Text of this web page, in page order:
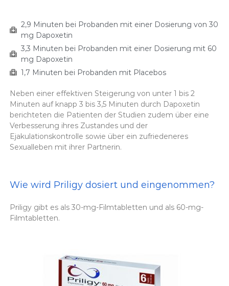
2,9 Minuten bei Probanden mit einer Dosierung von 30
mg Dapoxetin
3,3 Minuten bei Probanden mit einer Dosierung mit 60
mg Dapoxetin
1,7 Minuten bei Probanden mit Placebos
Neben einer effektiven Steigerung von unter 1 bis 2
Minuten auf knapp 3 bis 3,5 Minuten durch Dapoxetin
berichteten die Patienten der Studien zudem über eine
Verbesserung ihres Zustandes und der
Ejakulationskontrolle sowie über ein zufriedeneres
Sexualleben mit ihrer Partnerin.
Wie wird Priligy dosiert und eingenommen?
Priligy gibt es als 30-mg-Filmtabletten und als 60-mg-
Filmtabletten.